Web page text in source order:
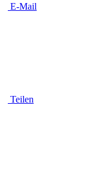
E-Mail
Teilen